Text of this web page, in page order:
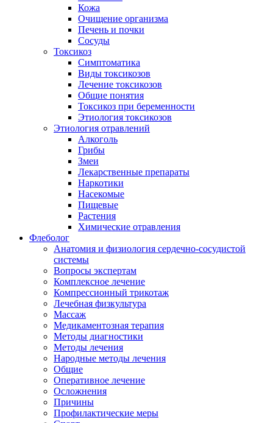
Кожа
Очищение организма
Печень и почки
Сосуды
Токсикоз
Cимптоматика
Виды токсикозов
Лечение токсикозов
Общие понятия
Токсикоз при беременности
Этиология токсикозов
Этиология отравлений
Алкоголь
Грибы
Змеи
Лекарственные препараты
Наркотики
Насекомые
Пищевые
Растения
Химические отравления
Флеболог
Анатомия и физиология сердечно-сосудистой
системы
Вопросы экспертам
Комплексное лечение
Компрессионный трикотаж
Лечебная физкультура
Массаж
Медикаментозная терапия
Методы диагностики
Методы лечения
Народные методы лечения
Общие
Оперативное лечение
Осложнения
Причины
Профилактические меры